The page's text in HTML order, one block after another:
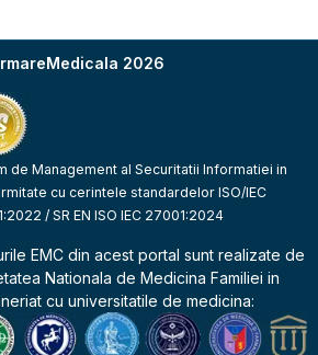
2026
de Management al Securitatii Informatiei in
cu cerintele standardelor ISO/IEC
/ SR EN ISO IEC 27001:2024
EMC din acest portal sunt realizate de
Nationala de Medicina Familiei in
cu universitatile de medicina: